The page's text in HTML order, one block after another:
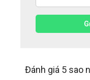
Đánh giá 5 sao